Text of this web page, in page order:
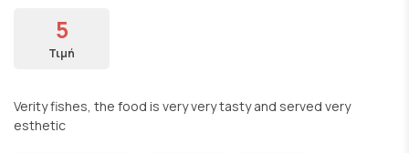
5
Τιμή
Verity fishes, the food is very very tasty and served very
esthetic